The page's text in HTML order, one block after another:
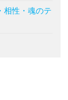
相性・魂のテ